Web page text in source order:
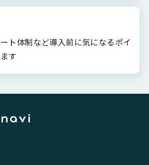
ト体制など導入前に気になるポイ
す